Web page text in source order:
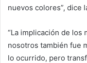
nuevos colores”, dice
“La implicación de los
nosotros también fue
lo ocurrido, pero